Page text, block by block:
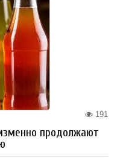
191
продолжают